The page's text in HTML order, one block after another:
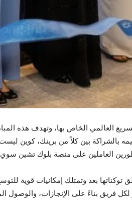
العالمي الخاص بها، وتهدف هذه
لمدة 12 أسبوعاً، وتم تنظيمه بالشراكة
العاملين على منصة بلوك تشين
بعد وتمتلك إمكانيات قوية
التمويل الذي تصل قيمته إلى 200,000 دولار لكل